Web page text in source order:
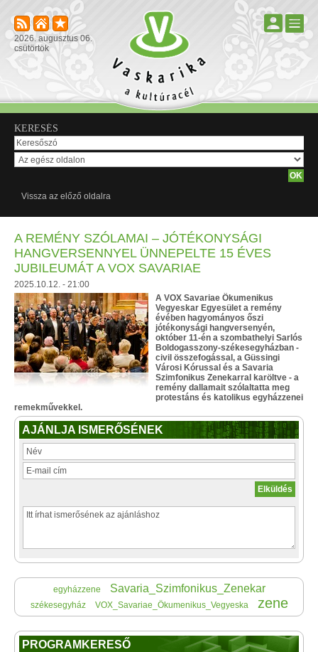
2026. augusztus 06.
csütörtök
KERESÉS
Vissza az előző oldalra
A REMÉNY SZÓLAMAI – JÓTÉKONYSÁGI
HANGVERSENNYEL ÜNNEPELTE 15 ÉVES
JUBILEUMÁT A VOX SAVARIAE
2025.10.12. - 21:00
A VOX Savariae Ökumenikus
Vegyeskar Egyesület a remény
évében hagyományos őszi
jótékonysági hangversenyén,
október 11-én a szombathelyi Sarlós
Boldogasszony-székesegyházban -
civil összefogással, a Güssingi
Városi Kórussal és a Savaria
Szimfonikus Zenekarral karöltve - a
remény dallamait szólaltatta meg
protestáns és katolikus egyházzenei
remekművekkel.
AJÁNLJA ISMERŐSÉNEK
egyházzene Savaria_Szimfonikus_Zenekar
székesegyház VOX_Savariae_Ökumenikus_Vegyeska zene
PROGRAMKERESŐ